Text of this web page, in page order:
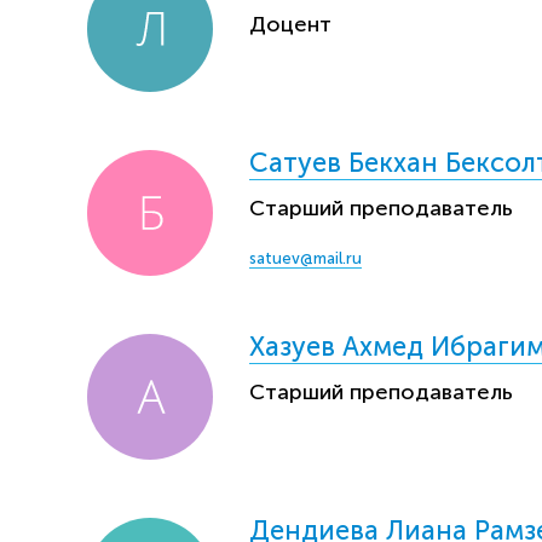
Доцент
Сатуев Бекхан
Старший преподаватель
satuev@mail.ru
Хазуев Ахмед
Старший преподаватель
Дендиева Лиана